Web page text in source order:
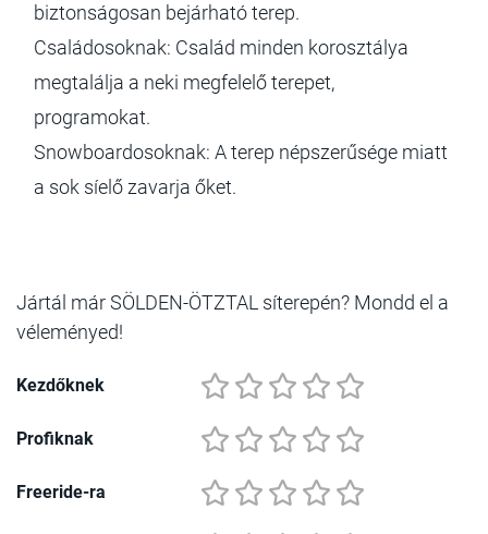
biztonságosan bejárható terep.
Családosoknak: Család minden korosztálya
megtalálja a neki megfelelő terepet,
programokat.
Snowboardosoknak: A terep népszerűsége miatt
a sok síelő zavarja őket.
Jártál már SÖLDEN-ÖTZTAL síterepén? Mondd el a
véleményed!
Kezdőknek
Profiknak
Freeride-ra